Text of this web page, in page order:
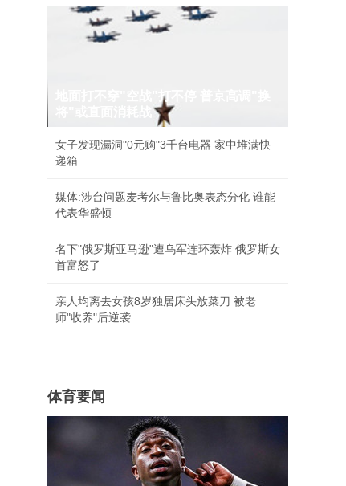
地面打不穿"空战"打不停 普京高调"换
女子发现漏洞"0元购"3千台电器 家中堆满快
递箱
媒体:涉台问题麦考尔与鲁比奥表态分化 谁能
代表华盛顿
名下"俄罗斯亚马逊"遭乌军连环轰炸 俄罗斯女
首富怒了
亲人均离去女孩8岁独居床头放菜刀 被老
师"收养"后逆袭
体育要闻